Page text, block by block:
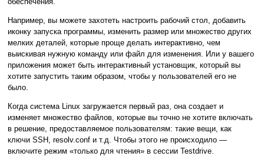
Например, вы можете захотеть настроить рабочий стол, добавить
иконку запуска программы, изменить размер или множество других
мелких деталей, которые проще делать интерактивно, чем
выискивая нужную команду или файл для изменения. Или у вашего
приложения может быть интерактивный установщик, который вы
хотите запустить таким образом, чтобы у пользователей его не
было.
Когда система Linux загружается первый раз, она создает и
изменяет множество файлов, которые вы точно не хотите включать
в решение, предоставляемое пользователям: такие вещи, как
ключи SSH, resolv.conf и т.д. Чтобы этого не происходило —
включите режим «только для чтения» в сессии Testdrive.